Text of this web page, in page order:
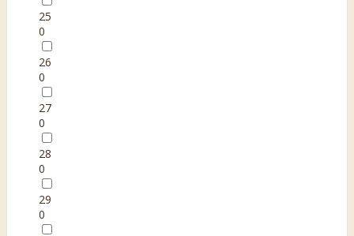
25
0
26
0
27
0
28
0
29
0